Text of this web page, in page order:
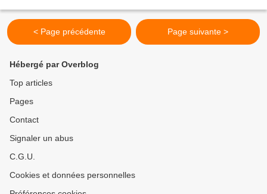
< Page précédente Page suivante >
Hébergé par Overblog
Top articles
Pages
Contact
Signaler un abus
C.G.U.
Cookies et données personnelles